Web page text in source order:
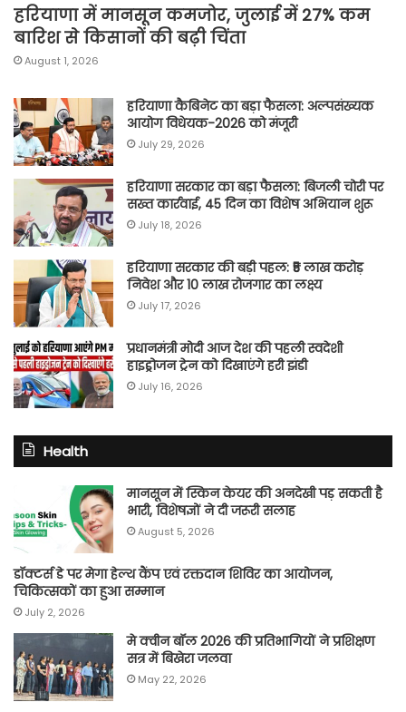
हरियाणा में मानसून कमजोर, जुलाई में 27% कम
बारिश से किसानों की बढ़ी चिंता
August 1, 2026
हरियाणा कैबिनेट का बड़ा फैसला: अल्पसंख्यक
आयोग विधेयक-2026 को मंजूरी
July 29, 2026
हरियाणा सरकार का बड़ा फैसला: बिजली चोरी पर
सख्त कार्रवाई, 45 दिन का विशेष अभियान शुरू
July 18, 2026
हरियाणा सरकार की बड़ी पहल: ₹5 लाख करोड़
निवेश और 10 लाख रोजगार का लक्ष्य
July 17, 2026
प्रधानमंत्री मोदी आज देश की पहली स्वदेशी
हाइड्रोजन ट्रेन को दिखाएंगे हरी झंडी
July 16, 2026
Health
मानसून में स्किन केयर की अनदेखी पड़ सकती है
भारी, विशेषज्ञों ने दी जरूरी सलाह
August 5, 2026
डॉक्टर्स डे पर मेगा हेल्थ कैंप एवं रक्तदान शिविर का आयोजन,
चिकित्सकों का हुआ सम्मान
July 2, 2026
मे क्वीन बॉल 2026 की प्रतिभागियों ने प्रशिक्षण
सत्र में बिखेरा जलवा
May 22, 2026